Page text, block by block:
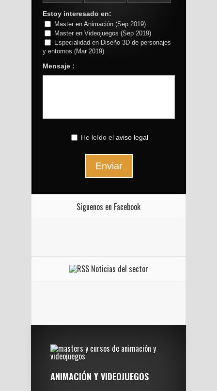
Estoy interesado en:
Master en Animación (Sep 2019)
Master en Videojuegos (Sep 2019)
Especialidad en Diseño 3D de personajes
y entornos (Mar 2019)
Mensaje :
He leído el aviso legal
Enviar
Siguenos en Facebook
Noticias del sector
ANIMACIÓN Y VIDEOJUEGOS